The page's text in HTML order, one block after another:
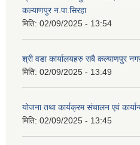
कल्याणपुर न.पा.सिरहा
मिति: 02/09/2025 - 13:54
श्री वडा कार्यालयहरु सबै कल्याणपुर
मिति: 02/09/2025 - 13:49
योजना तथा कार्यक्रम संचालन एवं
मिति: 02/09/2025 - 13:45